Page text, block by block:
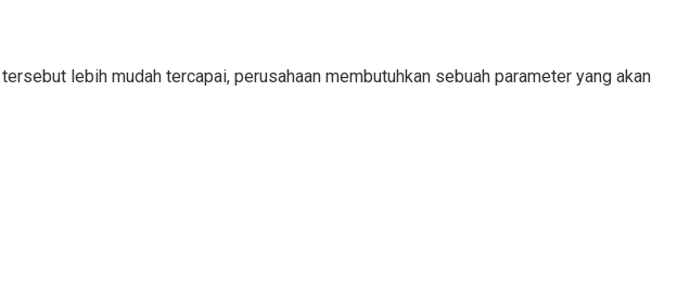
lebih mudah tercapai, perusahaan membutuhkan sebuah parameter yang akan